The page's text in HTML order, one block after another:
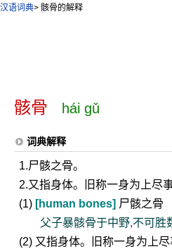
汉语词典> 骸骨的解释
骸骨 hái gǔ
词典解释
1.尸骸之骨。
2.又指身体。旧称一身为上尽
(1) [human bones] 尸骸之骨
父子暴骸骨于中野,不可
(2) 又指身体。旧称一身为上